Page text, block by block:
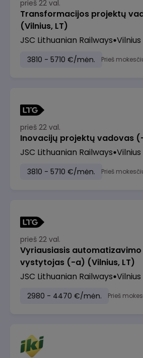
prieš 22 val.
Transformacijos projektų
(Vilnius, LT)
JSC Lithuanian Railways Vilnius
3810 - 5710 €/mėn. Prieš
prieš 22 val.
Inovacijų projektų vadovas
JSC Lithuanian Railways Vilnius
3810 - 5710 €/mėn. Prieš
prieš 22 val.
Vyriausiasis
vystytojas (-a) (Vilnius, LT)
JSC Lithuanian Railways Vilnius
2980 - 4470 €/mėn. Prieš